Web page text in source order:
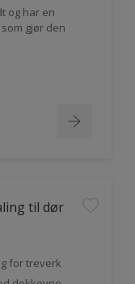
og har en
gjør den
til dør
for treverk